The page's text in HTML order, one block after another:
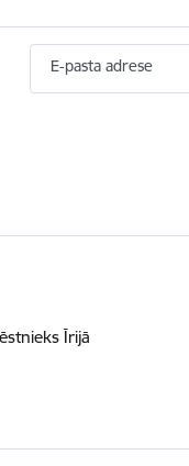
E-pasta adrese
Īrijā